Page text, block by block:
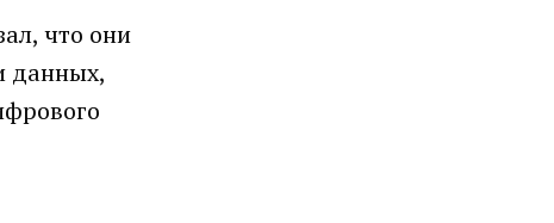
что они
данных,